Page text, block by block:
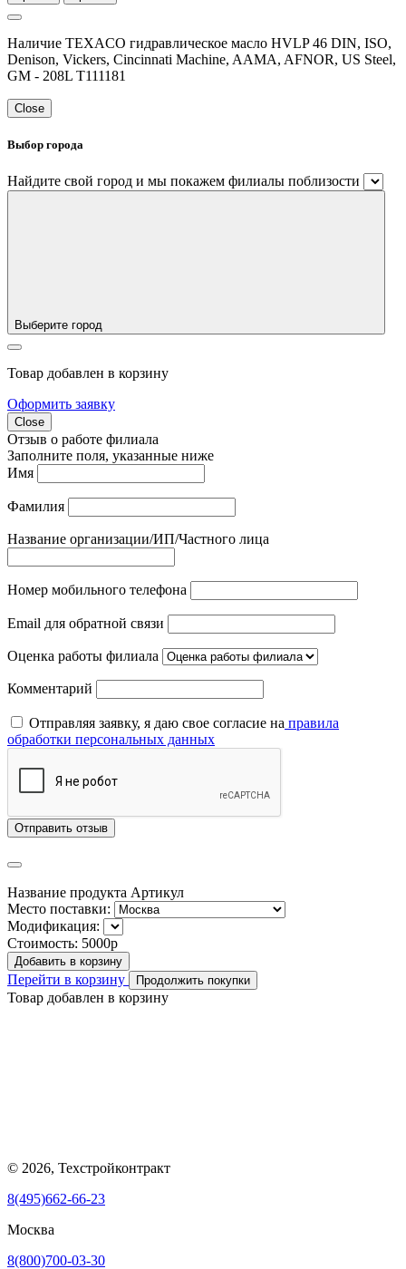
Наличие TEXACO гидравлическое масло HVLP 46 DIN, ISO,
Denison, Vickers, Cincinnati Machine, AAMA, AFNOR, US Steel,
GM - 208L T111181
Close
Выбор города
Найдите свой город и мы покажем филиалы поблизости
Выберите город
Товар добавлен в корзину
Оформить заявку
Close
Отзыв о работе филиала
Заполните поля, указанные ниже
Имя
Фамилия
Название организации/ИП/Частного лица
Номер мобильного телефона
Email для обратной связи
Оценка работы филиала
Комментарий
Отправляя заявку, я даю свое согласие на правила
обработки персональных данных
Отправить отзыв
Название продукта Артикул
Место поставки:
Модификация:
Стоимость: 5000р
Добавить в корзину
Перейти в корзину Продолжить покупки
Товар добавлен в корзину
© 2026, Техстройконтракт
8(495)662-66-23
Москва
8(800)700-03-30